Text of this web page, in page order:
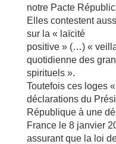
notre Pacte
Elles contestent
sur la « laïcité
positive » (…) «
quotidienne des
spirituels ».
Toutefois ces loges
déclarations du
République à une
France le 8 janvier
assurant que la loi